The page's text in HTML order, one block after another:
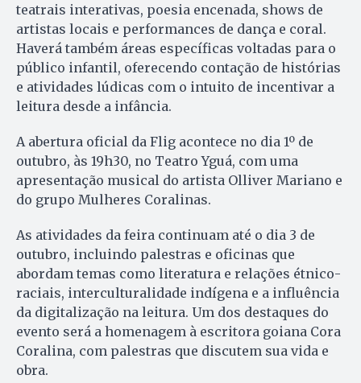
teatrais interativas, poesia encenada, shows de
artistas locais e performances de dança e coral.
Haverá também áreas específicas voltadas para o
público infantil, oferecendo contação de histórias
e atividades lúdicas com o intuito de incentivar a
leitura desde a infância.
A abertura oficial da Flig acontece no dia 1º de
outubro, às 19h30, no Teatro Yguá, com uma
apresentação musical do artista Olliver Mariano e
do grupo Mulheres Coralinas.
As atividades da feira continuam até o dia 3 de
outubro, incluindo palestras e oficinas que
abordam temas como literatura e relações étnico-
raciais, interculturalidade indígena e a influência
da digitalização na leitura. Um dos destaques do
evento será a homenagem à escritora goiana Cora
Coralina, com palestras que discutem sua vida e
obra.